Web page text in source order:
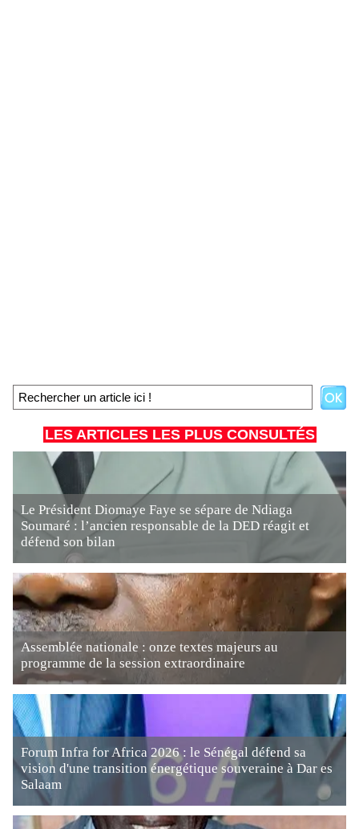
LES ARTICLES LES PLUS CONSULTÉS
Le Président Diomaye Faye se sépare de Ndiaga
Soumaré : l’ancien responsable de la DED réagit et
défend son bilan
Assemblée nationale : onze textes majeurs au
programme de la session extraordinaire
Forum Infra for Africa 2026 : le Sénégal défend sa
vision d'une transition énergétique souveraine à Dar es
Salaam